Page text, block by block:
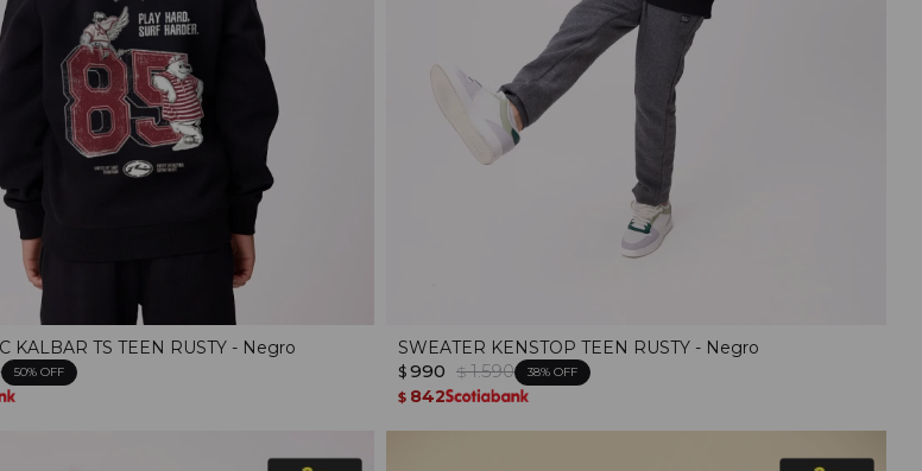
KALBAR TS TEEN RUSTY - Negro
50
SWEATER KENSTOP TEEN RUSTY - Negro
$ 990 $ 1.590 38
$ 842